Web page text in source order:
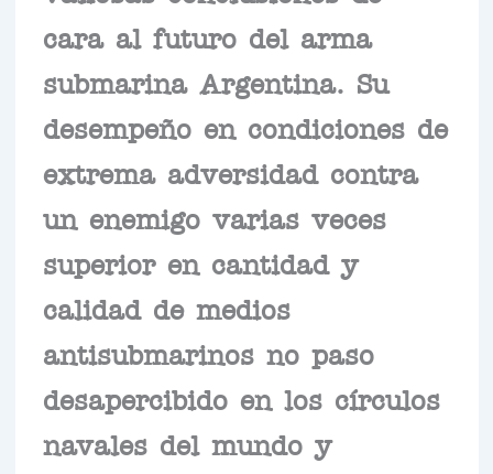
cara al futuro del arma
submarina Argentina. Su
desempeño en condiciones de
extrema adversidad contra
un enemigo varias veces
superior en cantidad y
calidad de medios
antisubmarinos no paso
desapercibido en los círculos
navales del mundo y